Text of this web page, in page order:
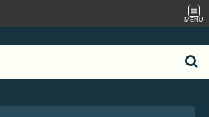
MENU